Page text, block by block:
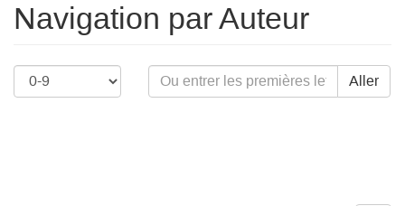
Navigation par Auteur
Aller